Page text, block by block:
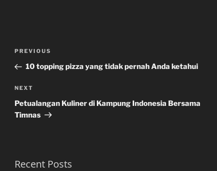
Previous
Post
PREVIOUS
10 topping pizza yang tidak pernah Anda ketahui
Next
Post
NEXT
Petualangan Kuliner di Kampung Indonesia Bersama
Timnas
Recent Posts